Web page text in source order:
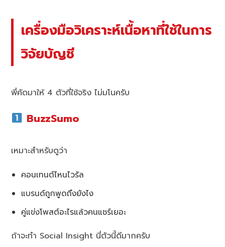
เครื่องมือวิเคราะห์เนื้อหาที่ใช้ในการ
วิจัยบัญชี
พี่คัดมาให้ 4 ตัวที่ใช้จริง ไม่มโนครับ
BuzzSumo
เหมาะสำหรับดูว่า
คอนเทนต์ไหนไวรัล
แบรนด์ถูกพูดถึงยังไง
คู่แข่งโพสต์อะไรแล้วคนแชร์เยอะ
ถ้าจะทำ Social Insight นี่ตัวนี้ดีมากครับ